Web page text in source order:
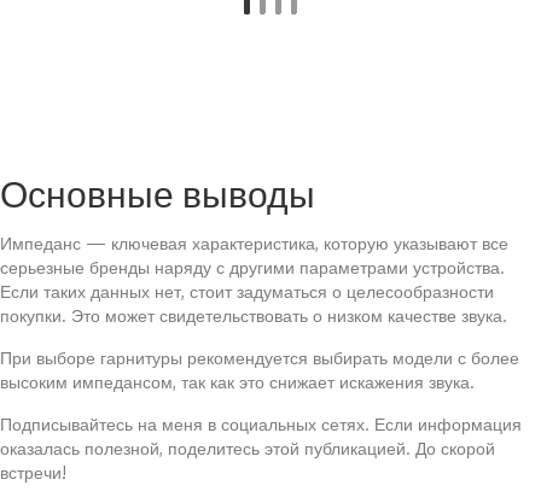
Основные выводы
Импеданс — ключевая характеристика, которую указывают все
серьезные бренды наряду с другими параметрами устройства.
Если таких данных нет, стоит задуматься о целесообразности
покупки. Это может свидетельствовать о низком качестве звука.
При выборе гарнитуры рекомендуется выбирать модели с более
высоким импедансом, так как это снижает искажения звука.
Подписывайтесь на меня в социальных сетях. Если информация
оказалась полезной, поделитесь этой публикацией. До скорой
встречи!